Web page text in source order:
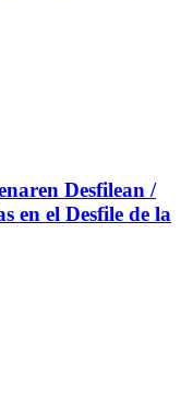
Desfilean /
en el Desfile de la